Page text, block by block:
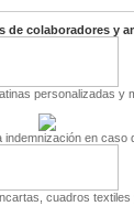
de colaboradores y
personalizadas y
indemnización en caso
cuadros textiles